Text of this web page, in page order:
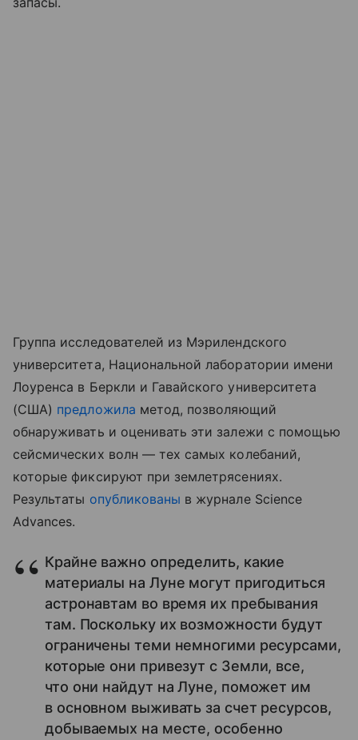
Группа исследователей из Мэрилендского
университета, Национальной лаборатории имени
Лоуренса в Беркли и Гавайского университета
(США) предложила метод, позволяющий
обнаруживать и оценивать эти залежи с помощью
сейсмических волн — тех самых колебаний,
которые фиксируют при землетрясениях.
Результаты опубликованы в журнале Science
Advances.
Крайне важно определить, какие
материалы на Луне могут пригодиться
астронавтам во время их пребывания
там. Поскольку их возможности будут
ограничены теми немногими ресурсами,
которые они привезут с Земли, все,
что они найдут на Луне, поможет им
в основном выживать за счет ресурсов,
добываемых на месте, особенно